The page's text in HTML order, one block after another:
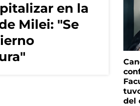
en la
Milei: "Se
del